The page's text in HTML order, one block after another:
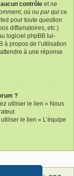
contrôle et ne
, où ou par qui ce
pour toute question
diffamatoires, etc.)
logiciel phpBB lui-
à propos de l’utilisation
à une réponse
?
utiliser le lien « Nous
le lien « L’équipe